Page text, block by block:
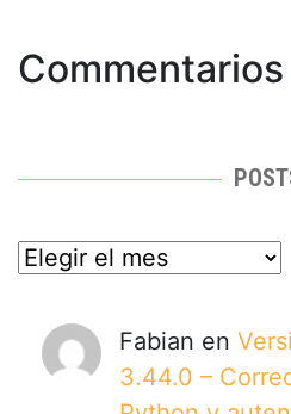
posts
Fabian en
3.44.0 –